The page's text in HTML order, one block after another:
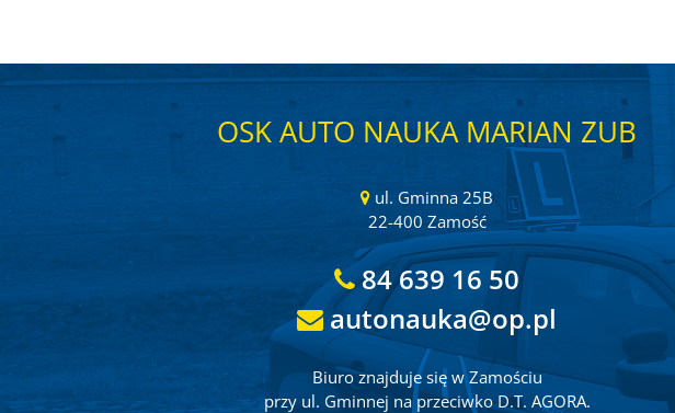
OSK AUTO NAUKA MARIAN ZUB
ul. Gminna 25B
22-400 Zamość
84 639 16 50
autonauka@op.pl
Biuro znajduje się w Zamościu
przy ul. Gminnej na przeciwko D.T. AGORA.